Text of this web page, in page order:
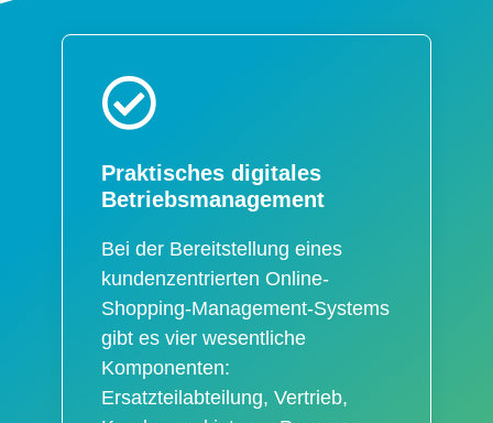
Praktisches digitales
Betriebsmanagement
Bei der Bereitstellung eines
kundenzentrierten Online-
Shopping-Management-Systems
gibt es vier wesentliche
Komponenten:
Ersatzteilabteilung, Vertrieb,